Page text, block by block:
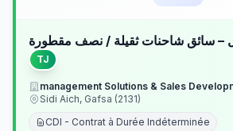
سائق شاحنات ثقيلة / نصف مقطورة
TJ
management Solutions & Sales
Sidi Aich, Gafsa (2131)
CDI - Contrat à Durée Indéterminée